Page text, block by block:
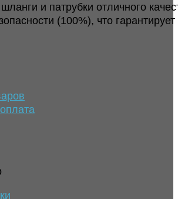
и патрубки отличного
(100%), что